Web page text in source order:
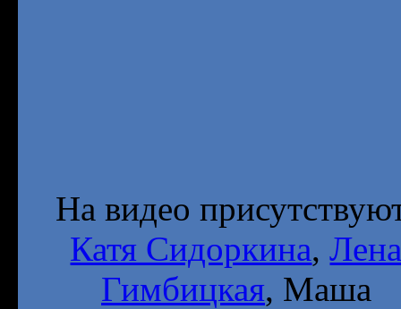
На видео
Катя Сидоркина,
Гимбицкая, Маша